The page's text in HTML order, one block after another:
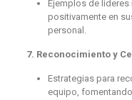
Ejemplos de
positivamente en
personal.
7. Reconocimiento y
Estrategias para
equipo,